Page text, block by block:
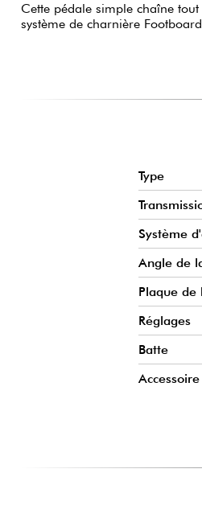
Cette pédale simple chaîne
système de charnière
Type
Système
Angle de
Plaque de
Réglages
Batte